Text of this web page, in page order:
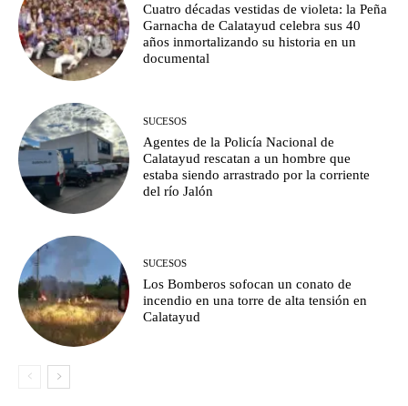
Cuatro décadas vestidas de violeta: la Peña
Garnacha de Calatayud celebra sus 40
años inmortalizando su historia en un
documental
SUCESOS
Agentes de la Policía Nacional de
Calatayud rescatan a un hombre que
estaba siendo arrastrado por la corriente
del río Jalón
SUCESOS
Los Bomberos sofocan un conato de
incendio en una torre de alta tensión en
Calatayud